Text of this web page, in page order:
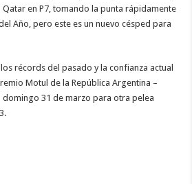
en P7, tomando la punta rápidamente
Año, pero este es un nuevo césped para
récords del pasado y la confianza actual
Motul de la República Argentina –
domingo 31 de marzo para otra pelea